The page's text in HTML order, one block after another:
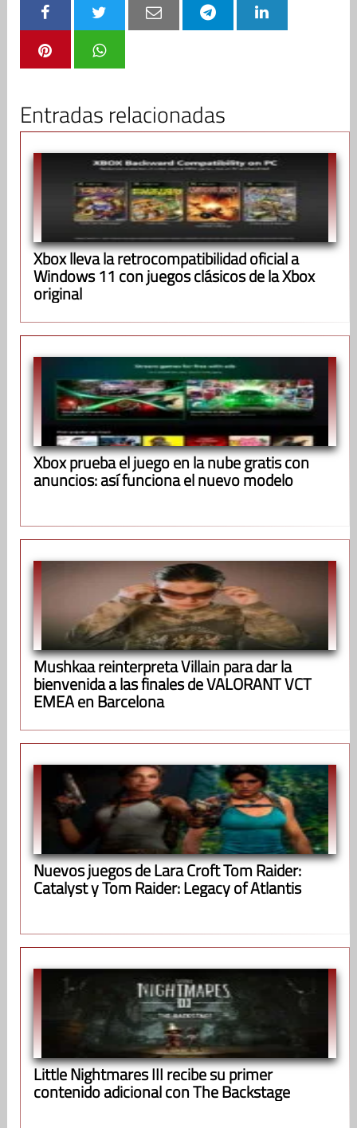
Entradas relacionadas
Xbox lleva la retrocompatibilidad oficial a
Windows 11 con juegos clásicos de la Xbox
original
Xbox prueba el juego en la nube gratis con
anuncios: así funciona el nuevo modelo
Mushkaa reinterpreta Villain para dar la
bienvenida a las finales de VALORANT VCT
EMEA en Barcelona
Nuevos juegos de Lara Croft Tom Raider:
Catalyst y Tom Raider: Legacy of Atlantis
Little Nightmares III recibe su primer
contenido adicional con The Backstage